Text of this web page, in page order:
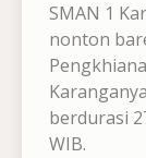
SMAN 1
nonton
berdurasi
WIB.